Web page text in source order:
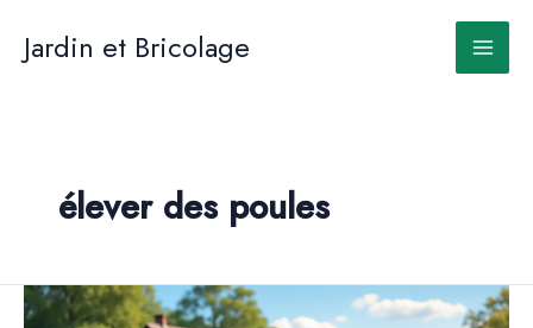
contenu
Jardin et Bricolage
élever des poules